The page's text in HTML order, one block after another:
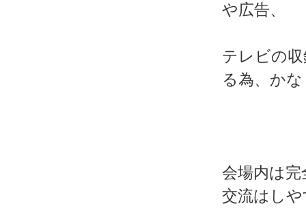
や広告、
テレビの
る為、か
会場内は
交流はし